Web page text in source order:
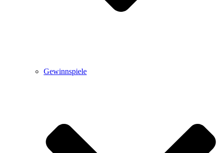
Gewinnspiele